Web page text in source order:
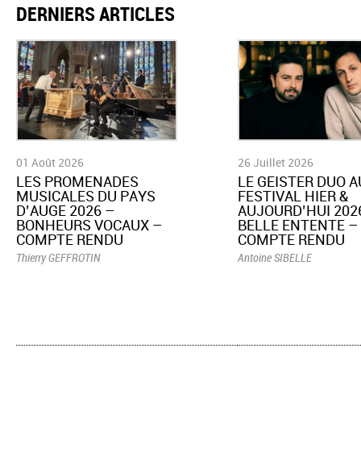
DERNIERS ARTICLES
01 Août 2026
LES PROMENADES
MUSICALES DU PAYS
D’AUGE 2026 –
BONHEURS VOCAUX –
COMPTE RENDU
Thierry GEFFROTIN
26 Juillet 2026
LE GEISTER DUO
FESTIVAL HIER &
AUJOURD’HUI
BELLE ENTENTE –
COMPTE RENDU
Antoine SIBELLE